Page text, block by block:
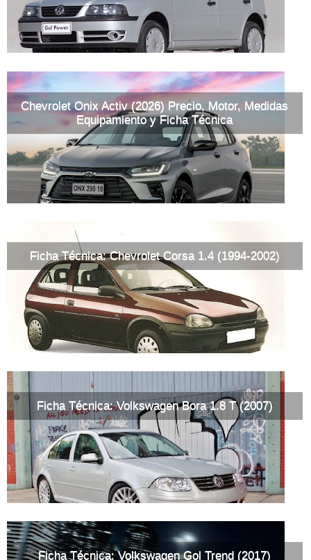
Chevrolet Onix Activ (2026) Precio, Motor, Medidas
Equipamiento y Ficha Técnica
Ficha Técnica: Chevrolet Corsa 1.4 (1994-2002)
Ficha Técnica: Volkswagen Bora 1.8 T (2007)
Ficha Técnica: Volkswagen Gol Trend (2017)